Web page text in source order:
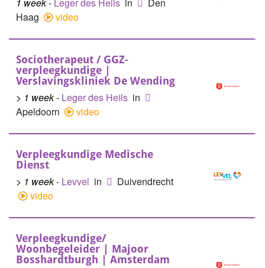
Haag
video
Sociotherapeut / GGZ-
verpleegkundige |
Verslavingskliniek De Wending
> 1 week- Leger des Heils in
Apeldoorn
video
Verpleegkundige Medische
Dienst
> 1 week- Levvel in
Duivendrecht
video
Verpleegkundige/
Woonbegeleider | Majoor
Bosshardtburgh | Amsterdam